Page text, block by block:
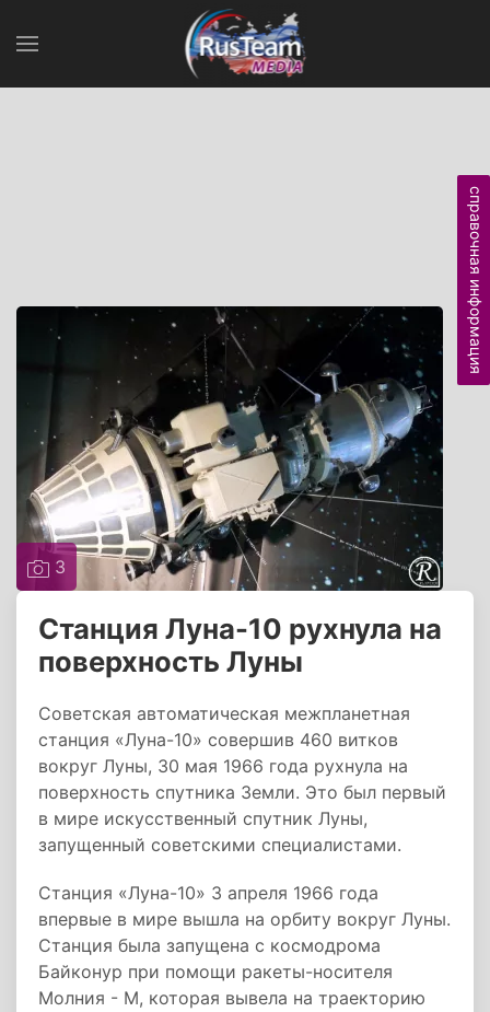
3
Станция Луна-10 рухнула на
поверхность Луны
Советская автоматическая межпланетная
станция «Луна-10» совершив 460 витков
вокруг Луны, 30 мая 1966 года рухнула на
поверхность спутника Земли. Это был первый
в мире искусственный спутник Луны,
запущенный советскими специалистами.
Станция «Луна-10» 3 апреля 1966 года
впервые в мире вышла на орбиту вокруг Луны.
Станция была запущена с космодрома
Байконур при помощи ракеты-носителя
Молния - М, которая вывела на траекторию
справочная информация